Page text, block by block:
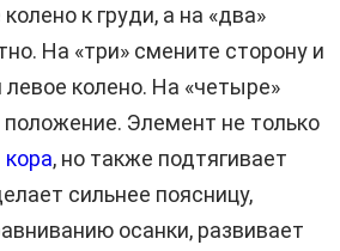
к груди, а на «два»
На «три» смените сторону и
левое колено. На «четыре»
Элемент не только
, но также подтягивает
сильнее поясницу,
осанки, развивает